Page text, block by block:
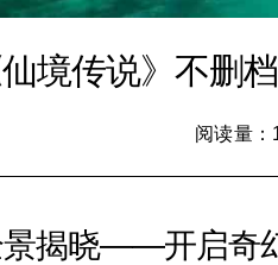
仙境传说》不删
阅读量：
景揭晓——开启奇